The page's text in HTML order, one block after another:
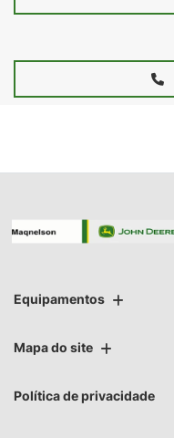
Equipamentos
Mapa do site
Política de privacidade